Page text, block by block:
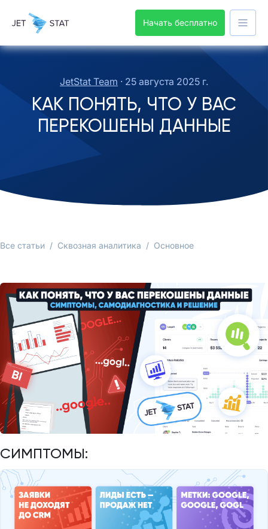
Начать бесплатно
JetStat Team · 25 августа 2025 г.
КАК ПОНЯТЬ, ЧТО У ВАС
ПЕРЕКОШЕНЫ ДАННЫЕ
Все статьи / Сквозная аналитика / Основное
СИМПТОМЫ: